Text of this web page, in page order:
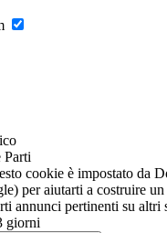
Parti
cookie è impostato da
per aiutarti a costruire
annunci pertinenti su altri
giorni